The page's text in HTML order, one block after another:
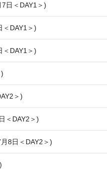
日＜DAY1＞)
＜DAY1＞)
＜DAY1＞)
＞)
＜DAY2＞)
8日＜DAY2＞)